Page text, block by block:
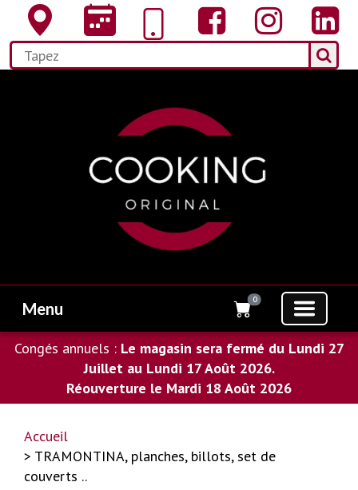
Menu 0
Congés annuels : Le magasin sera fermé du Lundi 27
Juillet au Lundi 17 Août 2026.
Réouverture le Mardi 18 Août 2026
Accueil
> TRAMONTINA, planches, billots, set de
couverts ..